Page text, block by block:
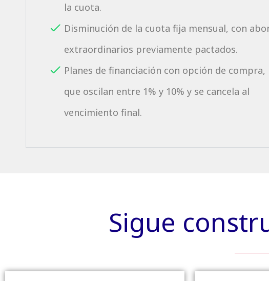
la cuota.
Disminución de la cuota fija mensual, con
extraordinarios previamente pactados.
Planes de financiación con opción de compra,
que oscilan entre 1% y 10% y se cancela al
vencimiento final.
Sigue